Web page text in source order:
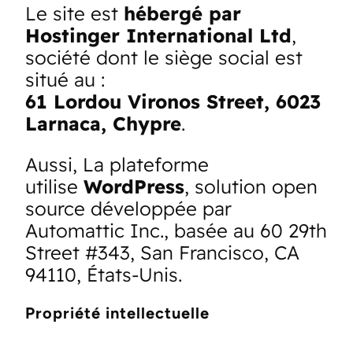
Le site est hébergé par
Hostinger International Ltd,
société dont le siège social est
situé au :
61 Lordou Vironos Street, 6023
Larnaca, Chypre.
Aussi, La plateforme
utilise WordPress, solution open
source développée par
Automattic Inc., basée au 60 29th
Street #343, San Francisco, CA
94110, États-Unis.
Propriété intellectuelle